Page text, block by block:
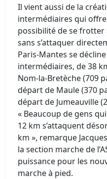
Il vient aussi de la
intermédiaires qui
possibilité de se
sans s’attaquer
Paris-Mantes se
intermédiaires, de 38
Nom-la-Bretèche (709
départ de Maule (370
départ de Jumeauville
« Beaucoup de gens
12 km s’attaquent
km », remarque
la section marche de
puissance pour les
marche à pied.